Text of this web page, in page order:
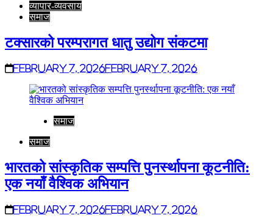
व्यापार-व्यवसाय
समाज
टक्सारको परम्परागत धातु उद्योग संकटमा
February 7, 2026February 7, 2026
समाज
समाज
भारतको सांस्कृतिक सम्पत्ति पुनर्स्थापना कूटनीति:
एक नयाँ वैश्विक अभियान
February 7, 2026February 7, 2026